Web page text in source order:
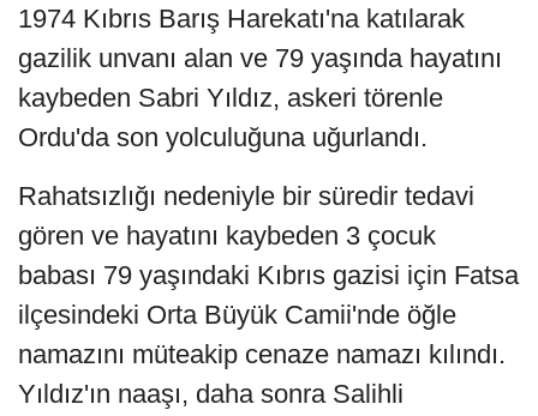
1974 Kıbrıs Barış Harekatı'na katılarak
gazilik unvanı alan ve 79 yaşında hayatını
kaybeden Sabri Yıldız, askeri törenle
Ordu'da son yolculuğuna uğurlandı.
Rahatsızlığı nedeniyle bir süredir tedavi
gören ve hayatını kaybeden 3 çocuk
babası 79 yaşındaki Kıbrıs gazisi için Fatsa
ilçesindeki Orta Büyük Camii'nde öğle
namazını müteakip cenaze namazı kılındı.
Yıldız'ın naaşı, daha sonra Salihli